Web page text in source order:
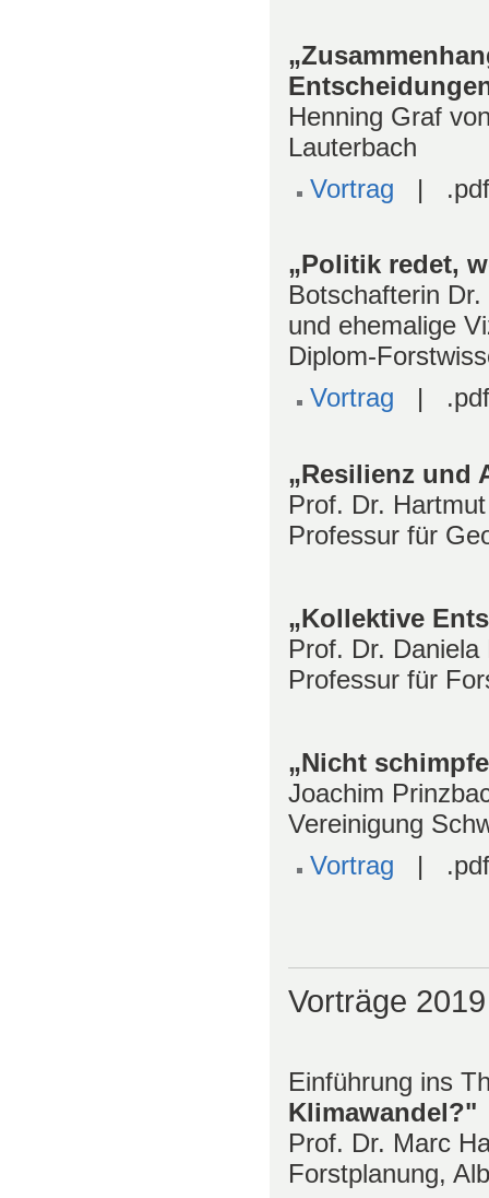
Henning Graf
Lauterbach
Vortrag |
„Politik redet,
Botschafterin
und ehemalige
Diplom-
Vortrag |
„Resilienz und
Prof. Dr.
Professur für
„Kollektive
Prof. Dr.
Professur für
„Nicht
Joachim
Vereinigung
Vortrag |
Vorträge 2019
Einführung ins
Klimawandel?"
Prof. Dr. Marc
Forstplanung,